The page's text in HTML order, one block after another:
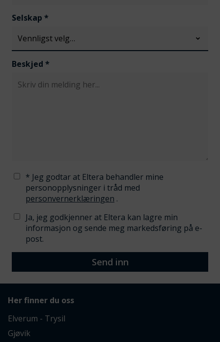
Selskap *
Beskjed *
* Jeg godtar at Eltera behandler mine
personopplysninger i tråd med
personvernerklæringen .
Ja, jeg godkjenner at Eltera kan lagre min
informasjon og sende meg markedsføring på e-
post.
Send inn
Her finner du oss
Elverum - Trysil
Gjøvik